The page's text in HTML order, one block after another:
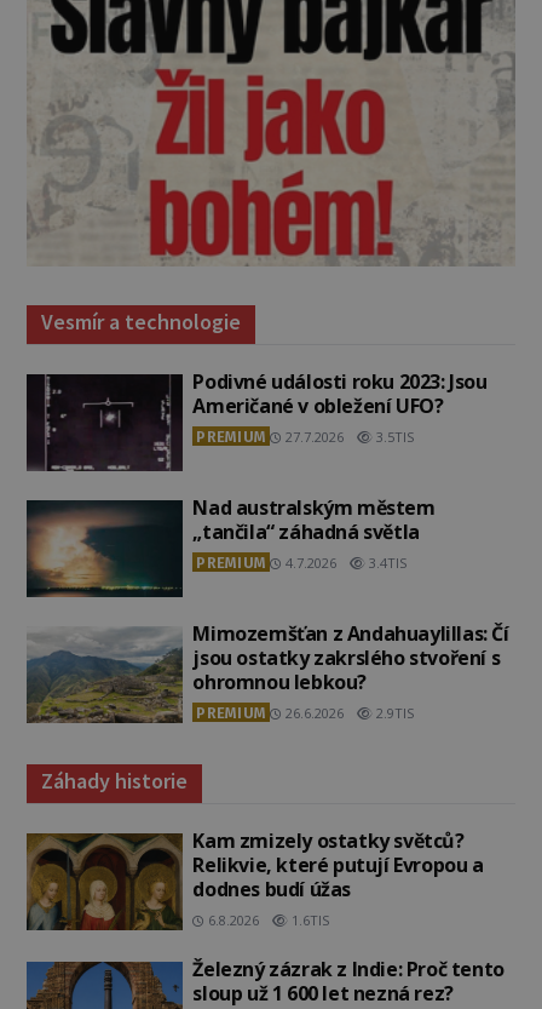
Vesmír a technologie
Podivné události roku 2023: Jsou
Američané v obležení UFO?
PREMIUM 27.7.2026 3.5TIS
Nad australským městem
„tančila“ záhadná světla
PREMIUM 4.7.2026 3.4TIS
Mimozemšťan z Andahuaylillas: Čí
jsou ostatky zakrslého stvoření s
ohromnou lebkou?
PREMIUM 26.6.2026 2.9TIS
Záhady historie
Kam zmizely ostatky světců?
Relikvie, které putují Evropou a
dodnes budí úžas
6.8.2026 1.6TIS
Železný zázrak z Indie: Proč tento
sloup už 1 600 let nezná rez?